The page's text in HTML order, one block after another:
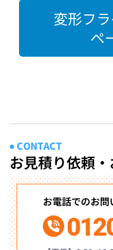
変形フ
ペ
● CONTACT
お見積り依頼
お電話でのお問